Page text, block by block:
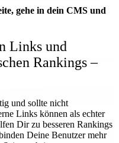
gehe in dein CMS und
Links und
Rankings –
und sollte nicht
Links können als echter
Dir zu besseren Rankings
Deine Benutzer mehr